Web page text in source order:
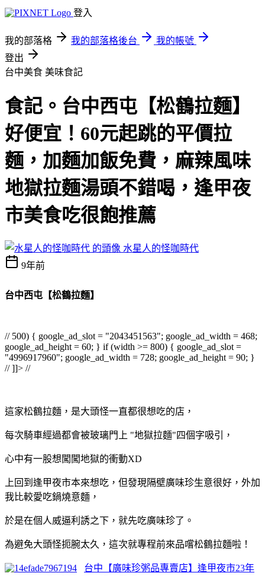
登入
我的部落格 我的部落格後台
我的帳號
登出
台中美食 美味食記
食記。台中西屯【松鶴拉麵】
好便宜！60元起跳的平價拉
麵，加麵加飯免費，麻辣風味
地獄拉麵湯頭不錯喝，逢甲夜
市美食吃很飽推薦
水星人的怪咖時代
9年前
台中西屯【松鶴拉麵】
// 500) { google_ad_slot = "2043451563"; google_ad_width = 468;
google_ad_height = 60; } if (width >= 800) { google_ad_slot =
"4996917960"; google_ad_width = 728; google_ad_height = 90; }
// ]]> //
這家松鶴拉麵，是大頭怪一直都很想吃的店，
每次騎車經過都會被玻璃門上 "地獄拉麵"四個字吸引，
心中有一股想闖闖地獄的衝動XD
上回到逢甲夜市本來想吃，但發現隔壁廣味珍生意很好，外加
我比較愛吃鍋燒意麵，
於是在個人威逼利誘之下，就先吃廣味珍了。
為避免大頭怪扼腕太久，這次就專程前來品嚐松鶴拉麵啦！
台中【廣味珍粥品專賣店】逢甲夜市23年